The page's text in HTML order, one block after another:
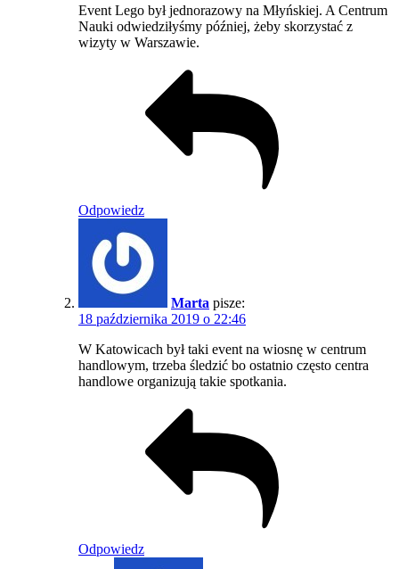
Event Lego był jednorazowy na Młyńskiej. A Centrum
Nauki odwiedziłyśmy później, żeby skorzystać z
wizyty w Warszawie.
Odpowiedz
Marta pisze:
18 października 2019 o 22:46
W Katowicach był taki event na wiosnę w centrum
handlowym, trzeba śledzić bo ostatnio często centra
handlowe organizują takie spotkania.
Odpowiedz